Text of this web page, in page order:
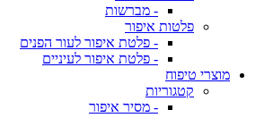
- מברשות
פלטות איפור
- פלטת איפור לעור הפנים
- פלטת איפור לעיניים
מוצרי טיפוח
קטגוריות
- מסיר איפור